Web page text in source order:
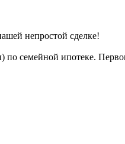
непростой сделке!
семейной ипотеке.